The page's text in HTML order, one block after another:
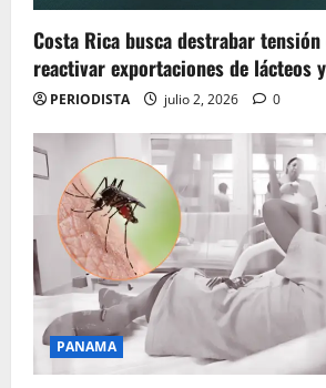
Costa Rica busca destrabar tensión
reactivar exportaciones de lácteos
PERIODISTA julio 2, 2026 0
PANAMA